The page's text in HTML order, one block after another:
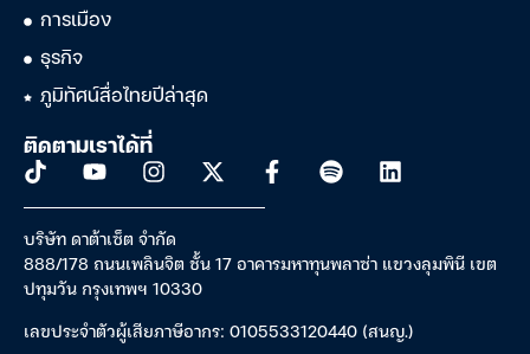
การเมือง
ธุรกิจ
ภูมิทัศน์สื่อไทยปีล่าสุด
ติดตามเราได้ที่
บริษัท ดาต้าเซ็ต จำกัด
888/178 ถนนเพลินจิต ชั้น 17 อาคารมหาทุนพลาซ่า แขวงลุมพินี เขต
ปทุมวัน กรุงเทพฯ 10330
เลขประจำตัวผู้เสียภาษีอากร: 0105533120440 (สนญ.)